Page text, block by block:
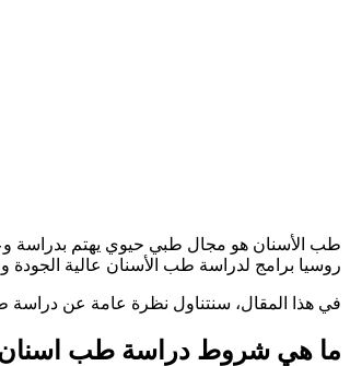
طب الأسنان هو مجال طبي حيوي يهتم بدراسة
روسيا برامج لدراسة طب الأسنان عالية الجودة
في هذا المقال، سنتناول نظرة عامة عن دراسة
ما هي شروط دراسة طب